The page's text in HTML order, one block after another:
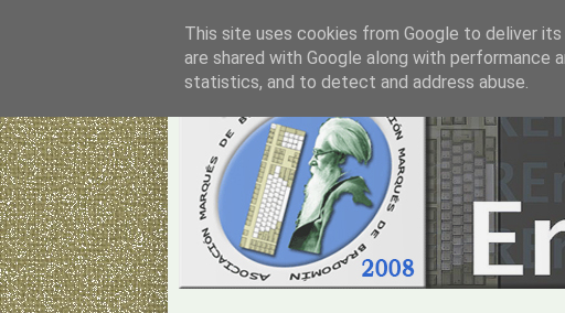
This site uses cookies from Google to deliver
are shared with Google along with
statistics, and to detect and address abuse.